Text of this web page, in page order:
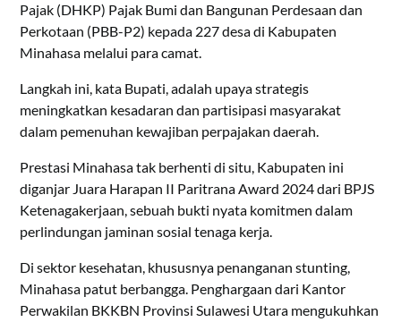
Pajak (DHKP) Pajak Bumi dan Bangunan Perdesaan dan
Perkotaan (PBB-P2) kepada 227 desa di Kabupaten
Minahasa melalui para camat.
Langkah ini, kata Bupati, adalah upaya strategis
meningkatkan kesadaran dan partisipasi masyarakat
dalam pemenuhan kewajiban perpajakan daerah.
Prestasi Minahasa tak berhenti di situ, Kabupaten ini
diganjar Juara Harapan II Paritrana Award 2024 dari BPJS
Ketenagakerjaan, sebuah bukti nyata komitmen dalam
perlindungan jaminan sosial tenaga kerja.
Di sektor kesehatan, khususnya penanganan stunting,
Minahasa patut berbangga. Penghargaan dari Kantor
Perwakilan BKKBN Provinsi Sulawesi Utara mengukuhkan